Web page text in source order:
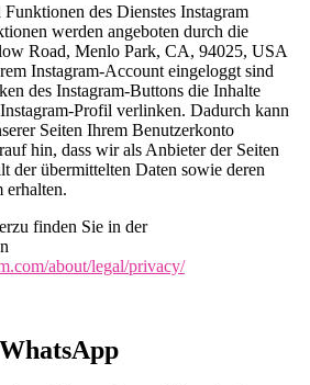
des Dienstes Instagram
werden angeboten durch die
Road, Menlo Park, CA, 94025, USA
Instagram-Account eingeloggt sind
des Instagram-Buttons die Inhalte
Profil verlinken. Dadurch kann
Seiten Ihrem Benutzerkonto
hin, dass wir als Anbieter der Seiten
der übermittelten Daten sowie deren
erhalten.
finden Sie in der
about/legal/privacy/